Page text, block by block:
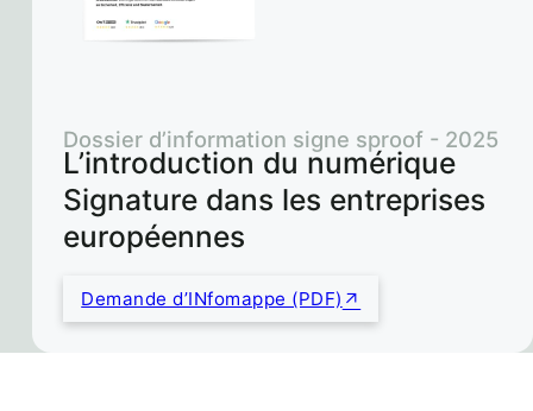
L’introduction du numérique
Signature dans les entreprises
européennes
Dossier d’information signe sproof - 2025
Demande d’INfomappe (PDF)